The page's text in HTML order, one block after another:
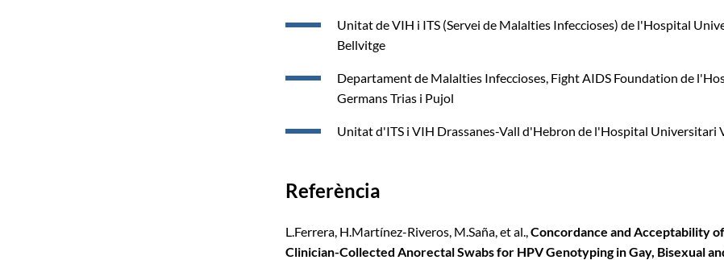
Unitat de VIH i ITS (Servei de Malalties Infeccioses) de l'Hospital
Bellvitge
Departament de Malalties Infeccioses, Fight AIDS Foundation de
Germans Trias i Pujol
Unitat d'ITS i VIH Drassanes-Vall d'Hebron de l'Hospital Universitari
Referència
L.Ferrera, H.Martínez-Riveros, M.Saña, et al.,Concordance and Acceptability
Clinician-Collected Anorectal Swabs for HPV Genotyping in Gay, Bisexual